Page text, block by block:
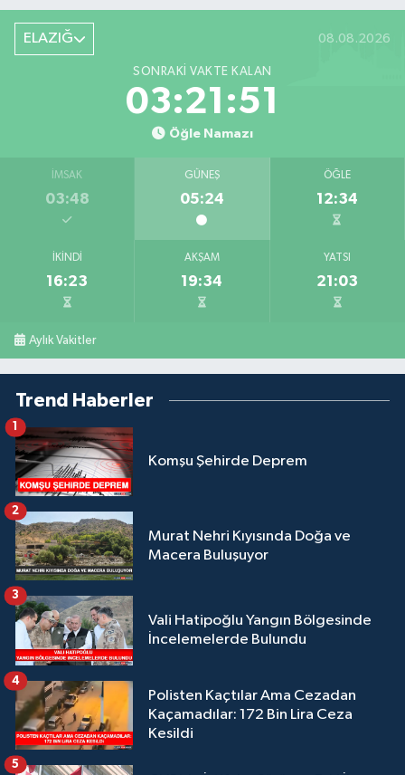
ELAZIĞ 08.08.2026
SONRAKI VAKTE KALAN
03:21:51
Öğle Namazı
İMSAK
03:48
GÜNEŞ
05:24
ÖĞLE
12:34
İKINDI
16:23
AKŞAM
19:34
YATSI
21:03
Aylık Vakitler
Trend Haberler
Komşu Şehirde Deprem
1
Murat Nehri Kıyısında Doğa ve
Macera Buluşuyor
2
Vali Hatipoğlu Yangın Bölgesinde
İncelemelerde Bulundu
3
Polisten Kaçtılar Ama Cezadan
Kaçamadılar: 172 Bin Lira Ceza
Kesildi
4
5